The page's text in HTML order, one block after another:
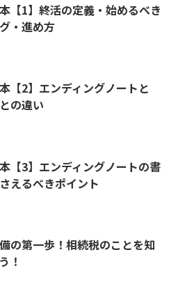
【1】終活の定義・始めるべき
・進め方
【2】エンディングノートと
の違い
【3】エンディングノートの書
えるべきポイント
の第一歩！相続税のことを知
！